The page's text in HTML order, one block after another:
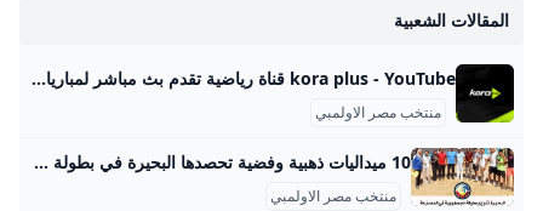
المقالات الشعبية
kora plus - YouTube قناة رياضية تقدم بث مباشر لمباريات الدوري وكأس مصر.. ومتابعة الأخبار الحصرية.. وبرامج متنوعة
منتخب مصر الاولمبي
10 ميداليات ذهبية وفضية تحصدها البحيرة في بطولة الجمهورية للمصارعة الشاطئية البحيرة تتوج ببطولة الجمهورية في المصارعة الشاطئية وتحصد ١٠ ميداليات ذهبية وفضية البحيرة تتوج ببطولة الجمهورية في المصارعة الشاطئية وتحصد ١٠ ميداليات ذهبية وفضية البحيرة تتوج ببطولة الجمهورية في المصارعة الشاطئية وتحصد ١٠ ميداليات ذهبية وفضية البحيرة تتوج ببطولة الجمهورية في المصارعة الشاطئية وتحصد ١٠ البحيرة - راندا عبد العزيز الأحد 24/أغسطس/2025 - 08:18 م 8/24/2025 8:18:07 PM تحت رعاية الدكتورة جاكلين عازر، محافظ البحيرة، حقق لاعبو المشروع القومي للموهبة والبطل الأولمبي إنجازًا رياضيًا جديدًا يضاف إلى سجل بطولات المحافظة، حيث نجحوا في انتزاع صدارة الترتيب العام ببطولة الجمهورية للمصارعة الشاطئية، التي أقيمت بمدينة رأس البر، محققين المركز الأول على مستوى فئتي 20 سنة والكبار، ليؤكدوا بذلك مكانة البحيرة كواحدة من أبرز مصانع الأبطال في مصر.
منتخب مصر الاولمبي